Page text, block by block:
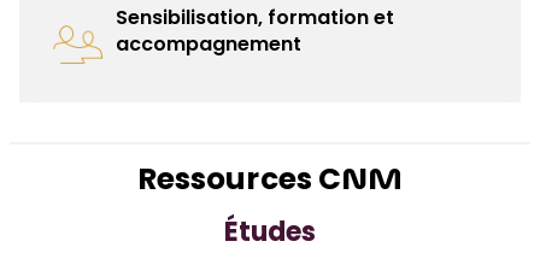
Sensibilisation, formation et
accompagnement
Ressources CNM
Études